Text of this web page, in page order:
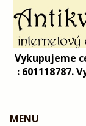
Vykupujeme
: 601118787.
MENU